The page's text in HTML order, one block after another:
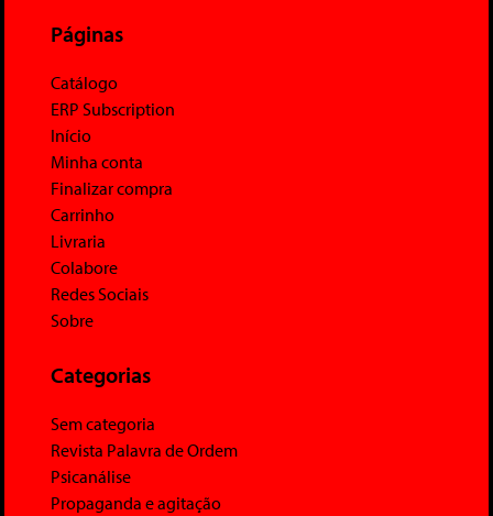
Páginas
Catálogo
ERP Subscription
Início
Minha conta
Finalizar compra
Carrinho
Livraria
Colabore
Redes Sociais
Sobre
Categorias
Sem categoria
Revista Palavra de Ordem
Psicanálise
Propaganda e agitação